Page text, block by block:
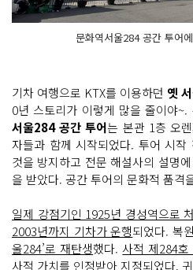
문화역서울284 공간 투어
기차 여행으로 KTX를 이용하던 옛
0년 스토리가 이렇게 많을 줄이야
서울284 공간 투어는 본관 1층 오
자들과 함께 시작되었다. 투어 시
것을 방지하고 전문 해설사의 설명
을 받았다. 공간 투어의 문화적 품격
일제 강점기인 1925년 경성역으로
2003년까지 기차가 운행되었다. 복
울284’로 재탄생했다.사적 제284
사적 가치를 인정받아 지정되었다.